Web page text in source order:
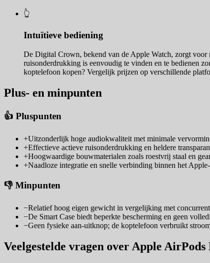
👆
Intuïtieve bediening
De Digital Crown, bekend van de Apple Watch, zorgt
ruisonderdrukking is eenvoudig te vinden en te bedienen
koptelefoon kopen? Vergelijk prijzen op verschillende
Plus- en minpunten
👍 Pluspunten
+Uitzonderlijk hoge audiokwaliteit met minimale
+Effectieve actieve ruisonderdrukking en heldere
+Hoogwaardige bouwmaterialen zoals roestvrij staal en
+Naadloze integratie en snelle verbinding binnen het
👎 Minpunten
−Relatief hoog eigen gewicht in vergelijking met
−De Smart Case biedt beperkte bescherming en geen
−Geen fysieke aan-uitknop; de koptelefoon verbruikt
Veelgestelde vragen over Apple AirPods